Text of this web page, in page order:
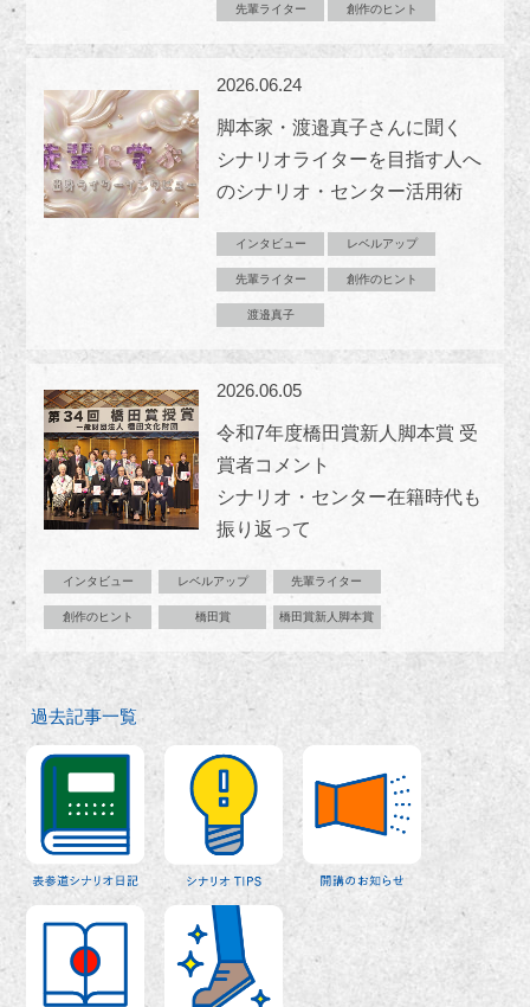
先輩ライター 創作のヒント
2026.06.24
脚本家・渡邉真子さんに聞く
シナリオライターを目指す人へ
のシナリオ・センター活用術
インタビュー レベルアップ
先輩ライター 創作のヒント
渡邉真子
2026.06.05
令和7年度橋田賞新人脚本賞 受
賞者コメント
シナリオ・センター在籍時代も
振り返って
インタビュー レベルアップ 先輩ライター
創作のヒント 橋田賞 橋田賞新人脚本賞
過去記事一覧